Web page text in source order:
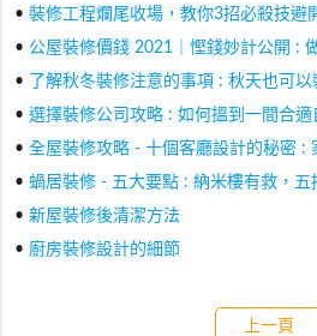
• 裝修工程爛尾收場，教你3招必殺技避
• 公屋裝修價錢 2021｜慳錢妙計公開 :
•
了解秋冬裝修注意的事項 : 秋天也可以
• 選擇裝修公司攻略 : 如何搵到一間合適
• 全屋裝修攻略 - 十個客廳設計的秘密 :
• 蝸居裝修 - 五大要點 : 納米樓有救，五
• 新屋裝修後清潔方法
• 廚房裝修設計的細節
上一頁